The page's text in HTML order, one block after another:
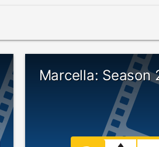
Marcella: Season